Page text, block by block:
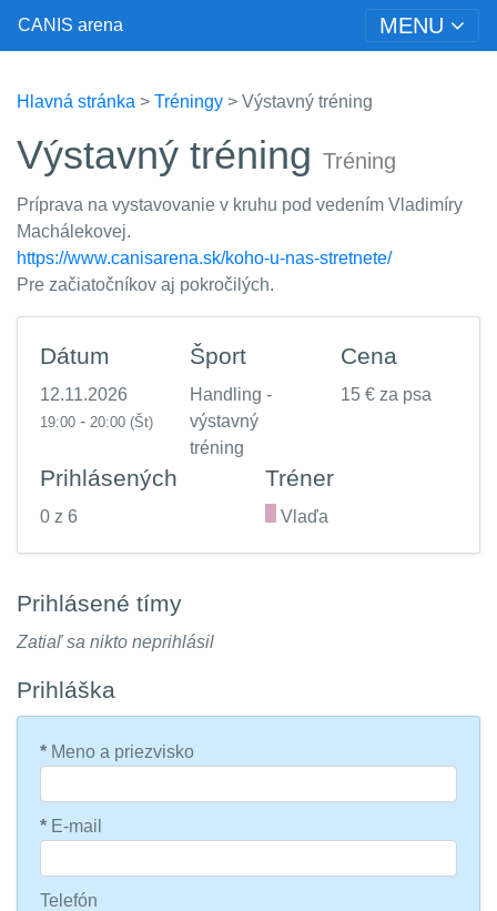
CANIS arena MENU
Hlavná stránka > Tréningy > Výstavný tréning
Výstavný tréning Tréning
Príprava na vystavovanie v kruhu pod vedením Vladimíry
Machálekovej.
https://www.canisarena.sk/koho-u-nas-stretnete/
Pre začiatočníkov aj pokročilých.
Dátum
12.11.2026
19:00 - 20:00 (Št)
Šport
Handling -
výstavný
tréning
Cena
15 € za psa
Prihlásených
0 z 6
Tréner
Vlaďa
Prihlásené tímy
Zatiaľ sa nikto neprihlásil
Prihláška
* Meno a priezvisko
* E-mail
Telefón